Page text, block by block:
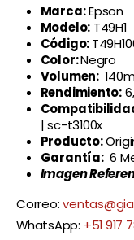
Marca:Epson
Modelo: T49H1
Código:
Color:Negro
Volumen:
Rendimiento:
| sc-t3100x
Producto:
Garantía:6
Imagen
Correo:
WhatsApp: +51 917